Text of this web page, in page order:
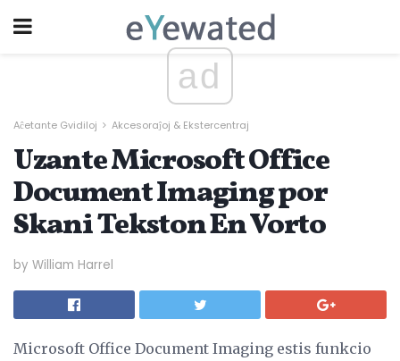
ad
Aĉetante Gvidiloj Akcesoraĵoj & Ekstercentraj
Uzante Microsoft Office
Document Imaging por
Skani Tekston En Vorto
by William Harrel
Microsoft Office Document Imaging estis funkcio